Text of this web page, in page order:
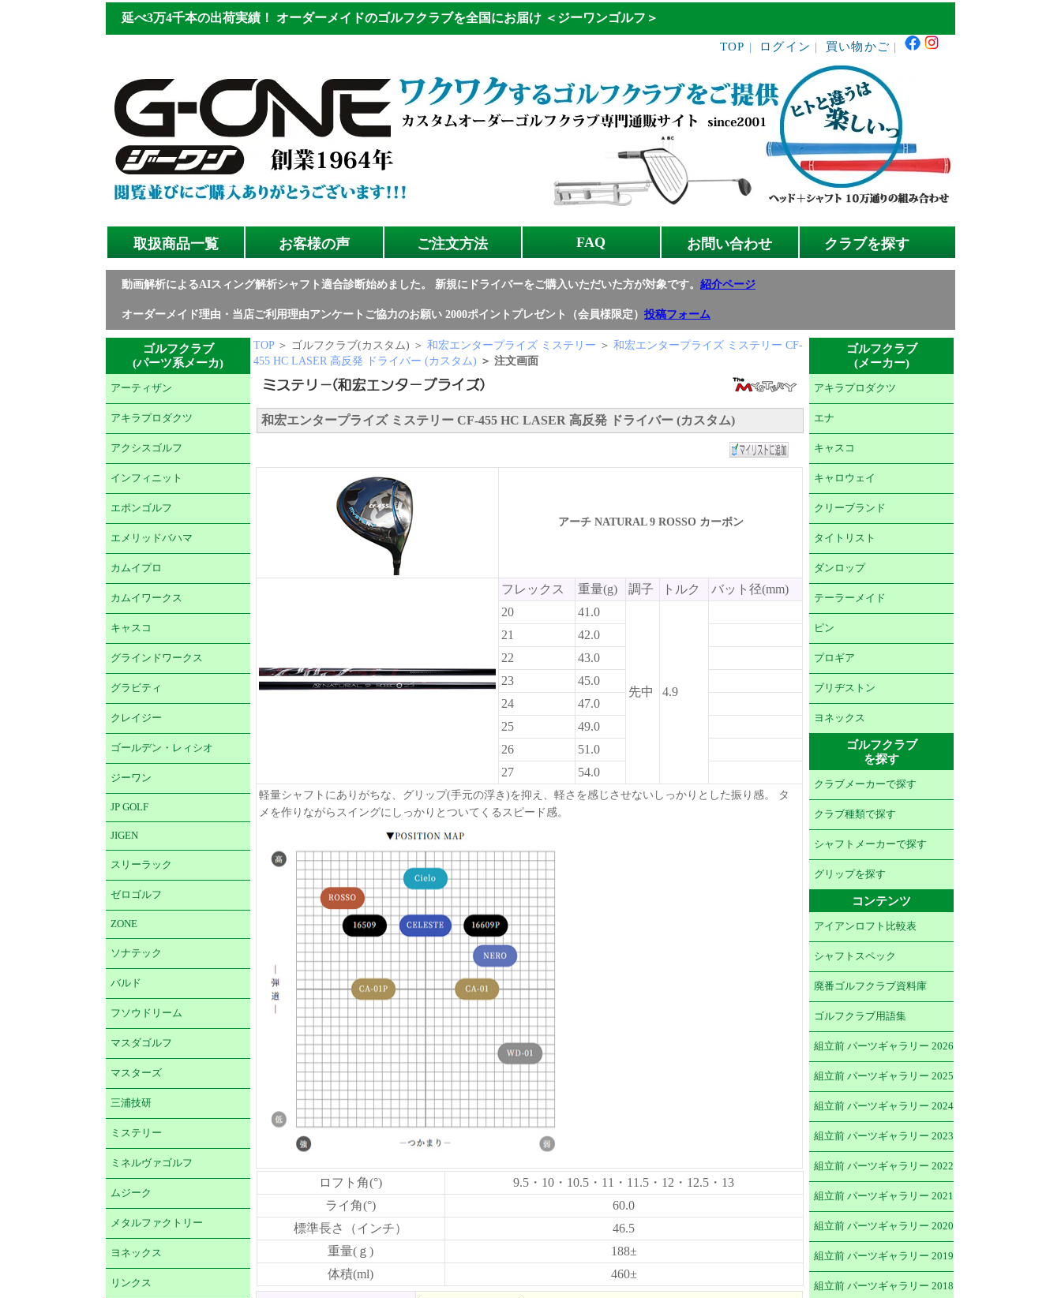
延べ3万4千本の出荷実績！ オーダーメイドのゴルフクラブを全国にお届け ＜ジーワンゴルフ＞
TOP ログイン 買い物かご
取扱商品一覧 お客様の声 ご注文方法 FAQ お問い合わせ クラブを探す
動画解析によるAIスィング解析シャフト適合診断始めました。 新規にドライバーをご購入いただいた方が対象です。 紹介ページ
オーダーメイド理由・当店ご利用理由アンケートご協力のお願い 2000ポイントプレゼント（会員様限定） 投稿フォーム
ゴルフクラブ
(パーツ系メーカ)
アーティザン
アキラプロダクツ
アクシスゴルフ
インフィニット
エポンゴルフ
エメリッドバハマ
カムイプロ
カムイワークス
キャスコ
グラインドワークス
グラビティ
クレイジー
ゴールデン・レィシオ
ジーワン
JP GOLF
JIGEN
スリーラック
ゼロゴルフ
ZONE
ソナテック
バルド
フソウドリーム
マスダゴルフ
マスターズ
三浦技研
ミステリー
ミネルヴァゴルフ
ムジーク
メタルファクトリー
ヨネックス
リンクス
TOP ＞ ゴルフクラブ(カスタム) ＞ 和宏エンタープライズ ミステリー ＞ 和宏エンタープライズ ミステリー CF-
455 HC LASER 高反発 ドライバー (カスタム) ＞ 注文画面
和宏エンタープライズ ミステリー CF-455 HC LASER 高反発 ドライバー (カスタム)
アーチ NATURAL 9 ROSSO カーボン
フレックス 重量(g) 調子 トルク
バット径(mm)
20
41.0
先中 4.9
21
42.0
22
43.0
23
45.0
24
47.0
25
49.0
26
51.0
27
54.0
軽量シャフトにありがちな、グリップ(手元の浮き)を抑え、軽さを感じさせないしっかりとした振り感。 タ
メを作りながらスイングにしっかりとついてくるスピード感。
ロフト角(°)
9.5・10・10.5・11・11.5・12・12.5・13
ライ角(°)
60.0
標準長さ（インチ）
46.5
重量(ｇ)
188±
体積(ml)
460±
ゴルフクラブ
(メーカー)
アキラプロダクツ
エナ
キャスコ
キャロウェイ
クリーブランド
タイトリスト
ダンロップ
テーラーメイド
ピン
プロギア
ブリヂストン
ヨネックス
ゴルフクラブ
を探す
クラブメーカーで探す
クラブ種類で探す
シャフトメーカーで探す
グリップを探す
コンテンツ
アイアンロフト比較表
シャフトスペック
廃番ゴルフクラブ資料庫
ゴルフクラブ用語集
組立前 パーツギャラリー 2026
組立前 パーツギャラリー 2025
組立前 パーツギャラリー 2024
組立前 パーツギャラリー 2023
組立前 パーツギャラリー 2022
組立前 パーツギャラリー 2021
組立前 パーツギャラリー 2020
組立前 パーツギャラリー 2019
組立前 パーツギャラリー 2018